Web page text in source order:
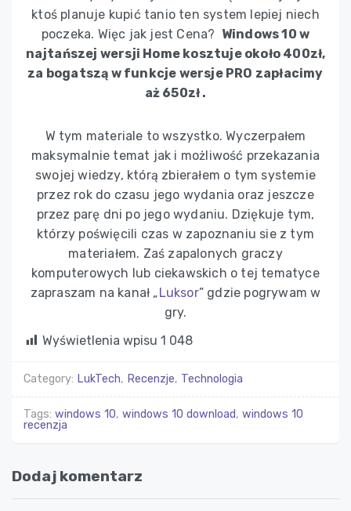
ktoś planuje kupić tanio ten system lepiej niech
poczeka. Więc jak jest Cena? Windows 10 w
najtańszej wersji Home kosztuje około 400zł,
za bogatszą w funkcje wersje PRO zapłacimy
aż 650zł .
W tym materiale to wszystko. Wyczerpałem
maksymalnie temat jak i możliwość przekazania
swojej wiedzy, którą zbierałem o tym systemie
przez rok do czasu jego wydania oraz jeszcze
przez parę dni po jego wydaniu. Dziękuje tym,
którzy poświęcili czas w zapoznaniu sie z tym
materiałem. Zaś zapalonych graczy
komputerowych lub ciekawskich o tej tematyce
zapraszam na kanał „Luksor” gdzie pogrywam w
gry.
Wyświetlenia wpisu 1 048
Category: LukTech, Recenzje, Technologia
Tags: windows 10, windows 10 download, windows 10
recenzja
Dodaj komentarz